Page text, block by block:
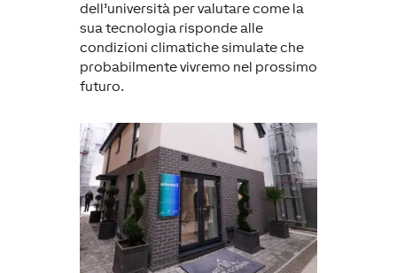
dell’università per valutare come la
sua tecnologia risponde alle
condizioni climatiche simulate che
probabilmente vivremo nel prossimo
futuro.